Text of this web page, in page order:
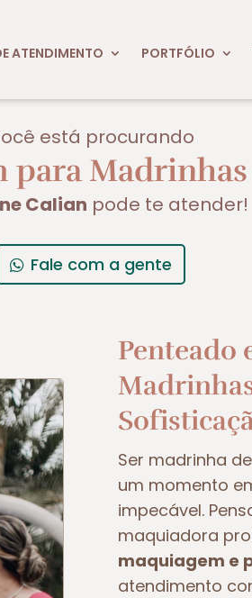
ATENDIMENTO PORTFÓLIO
está procurando
para
Calian pode te atender!
Fale com a gente
Penteado
Ser madrinha
um momento
impecável.
maquiadora
maquiagem e
atendimento